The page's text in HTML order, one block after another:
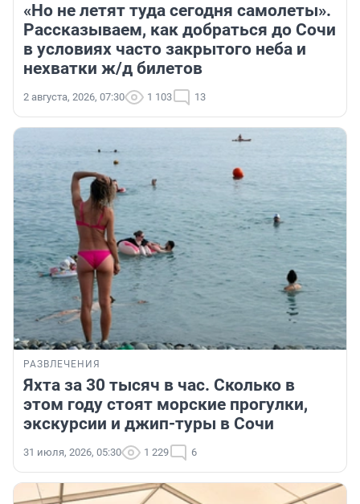
«Но не летят туда сегодня самолеты».
Рассказываем, как добраться до Сочи
в условиях часто закрытого неба и
нехватки ж/д билетов
2 августа, 2026, 07:30 1 103 13
РАЗВЛЕЧЕНИЯ
Яхта за 30 тысяч в час. Сколько в
этом году стоят морские прогулки,
экскурсии и джип-туры в Сочи
31 июля, 2026, 05:30 1 229 6